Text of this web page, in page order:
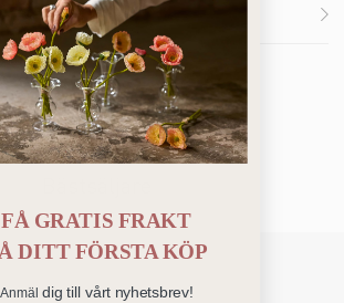
FÅ GRATIS FRAKT
DITT FÖRSTA KÖP
Anmäl dig till vårt nyhetsbrev!